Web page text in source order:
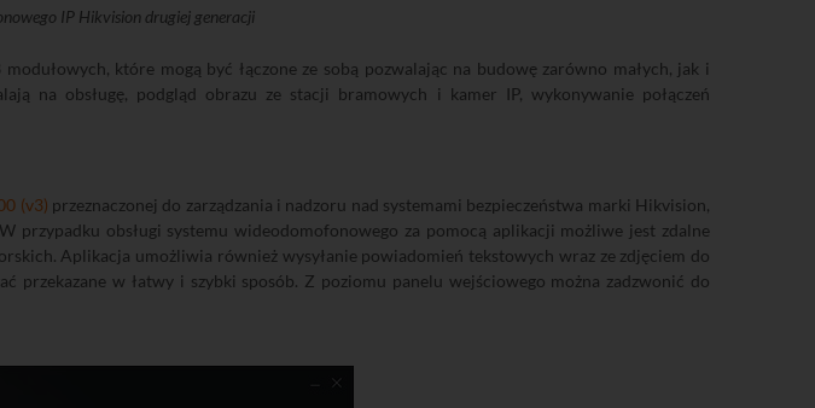
IP Hikvision drugiej generacji
które mogą być łączone ze sobą pozwalając na budowę zarówno małych, jak i
na obsługę, podgląd obrazu ze stacji bramowych i kamer IP, wykonywanie połączeń
(v3) przeznaczonej do zarządzania i nadzoru nad systemami bezpieczeństwa marki Hikvision,
przypadku obsługi systemu wideodomofonowego za pomocą aplikacji możliwe jest zdalne
Aplikacja umożliwia również wysyłanie powiadomień tekstowych wraz ze zdjęciem do
w łatwy i szybki sposób. Z poziomu panelu wejściowego można zadzwonić do